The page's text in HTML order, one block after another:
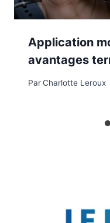
Application
avantages
ParCharlotte Leroux